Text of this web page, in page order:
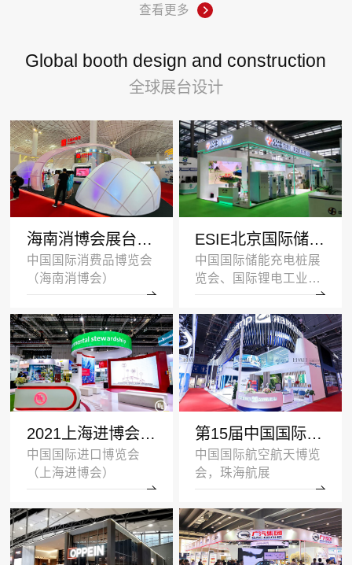
查看更多
Global booth design and construction
全球展台设计
海南消博会展台设计搭建案例-王府井集团-深圳展示设计公司
中国国际消费品博览会
（海南消博会）
ESIE北京国际储能展览会展台设计搭建案例-公牛集团
中国国际储能充电桩展
览会、国际锂电工业展
览会
2021上海进博会展台设计搭建案例-UL-深圳展览设计公司
中国国际进口博览会
（上海进博会）
第15届中国国际航空航天博览会展台设计案例_海斯坦普
中国国际航空航天博览
会，珠海航展